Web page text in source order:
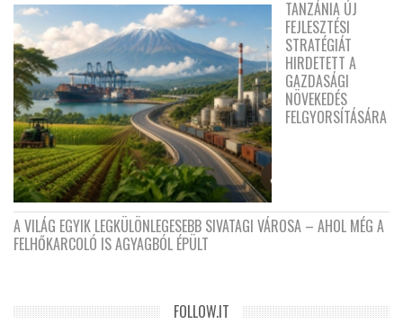
TANZÁNIA ÚJ
FEJLESZTÉSI
STRATÉGIÁT
HIRDETETT A
GAZDASÁGI
NÖVEKEDÉS
FELGYORSÍTÁSÁRA
A VILÁG EGYIK LEGKÜLÖNLEGESEBB SIVATAGI VÁROSA – AHOL MÉG A
FELHŐKARCOLÓ IS AGYAGBÓL ÉPÜLT
FOLLOW.IT